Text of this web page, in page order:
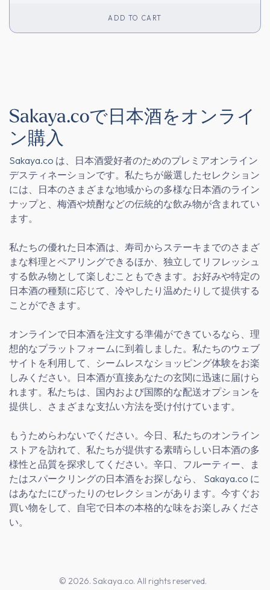
ADD TO CART
Sakaya.coで日本酒をオンライ
ン購入
Sakaya.co は、日本酒愛好者のためのプレミアオンライン
デスティネーションです。私たちが厳選したセレクション
には、日本のさまざまな地域からの多様な日本酒のライン
ナップと、梅酒や焼酎などの伝統的な飲み物が含まれてい
ます。
私たちの優れた日本酒は、寿司からステーキまでのさまざ
まな料理とペアリングできるほか、独立してリフレッシュ
する飲み物として楽しむこともできます。お好みや特定の
日本酒の種類に応じて、冷やしたり温めたりして提供する
ことができます。
オンラインで日本酒を注文する準備ができているなら、理
想的なプラットフォームに到着しました。私たちのウェブ
サイトを利用して、シームレスなショッピング体験をお楽
しみください。日本酒が直接あなたの玄関に迅速に届けら
れます。私たちは、国内および国際的な配送オプションを
提供し、さまざまな支払い方法を受け付けています。
もうためらわないでください。今日、私たちのオンライン
ストアを訪れて、私たちが提供する素晴らしい日本酒の多
様性と品質を探求してください。辛口、フルーティー、ま
たはスパークリングの日本酒をお探しなら、 Sakaya.co に
はあなたにぴったりのセレクションがあります。今すぐお
買い物をして、自宅で日本の本格的な味をお楽しみくださ
い。
© 2026. Sakaya.co. All rights reserved.